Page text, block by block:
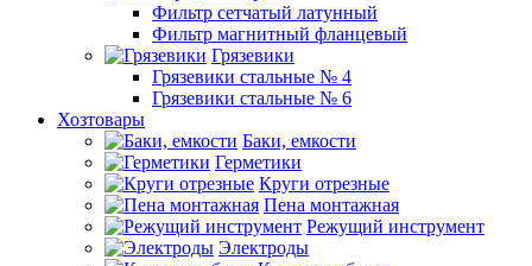
Фильтр сетчатый латунный
Фильтр магнитный фланцевый
Грязевики
Грязевики стальные № 4
Грязевики стальные № 6
Хозтовары
Баки, емкости
Герметики
Круги отрезные
Пена монтажная
Режущий инструмент
Электроды